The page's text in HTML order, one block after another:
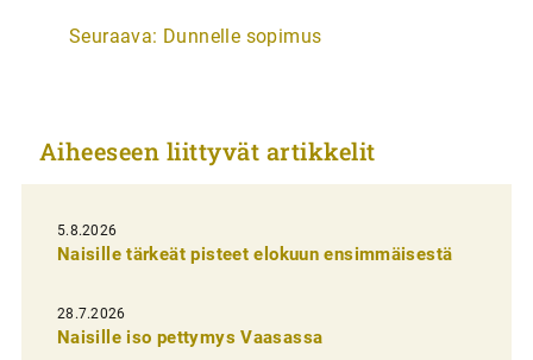
t
k
e
l
i
e
n
Seuraava: Dunnelle sopimus
Aiheeseen liittyvät artikkelit
5.8.2026
Naisille tärkeät pisteet elokuun ensimmäisestä
28.7.2026
Naisille iso pettymys Vaasassa